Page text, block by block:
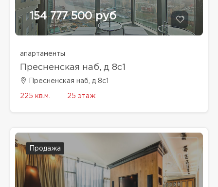
154 777 500 руб
апартаменты
Пресненская наб, д 8с1
Пресненская наб, д 8с1
225 кв.м. 25 этаж
Продажа